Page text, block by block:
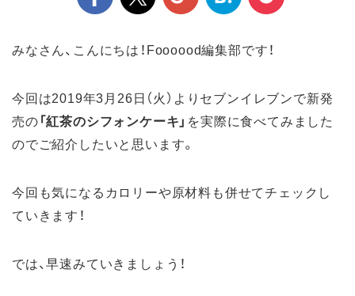
みなさん、こんにちは！Foooood編集部です！
今回は2019年3月26日（火）よりセブンイレブンで新発
売の「紅茶のシフォンケーキ」 を実際に食べてみました
のでご紹介したいと思います。
今回も気になるカロリーや原材料も併せてチェックし
ていきます！
では、早速みていきましょう！